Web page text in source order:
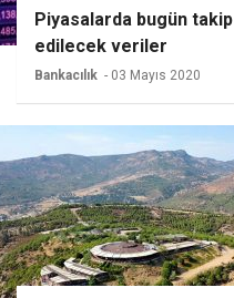
Piyasalarda bugün takip
edilecek veriler
Bankacılık - 03 Mayıs 2020